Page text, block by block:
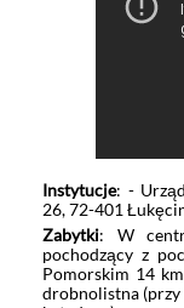
Instytucje: -
26, 72-401
Zabytki: W
pochodzący z
Pomorskim 14
drobnolistna (przy